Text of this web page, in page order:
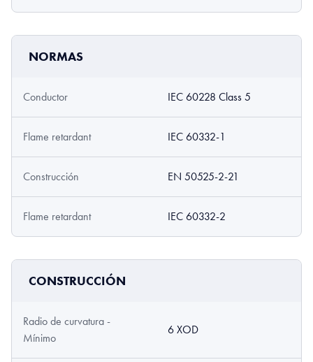
NORMAS
Conductor IEC 60228 Class 5
Flame retardant IEC 60332-1
Construcción EN 50525-2-21
Flame retardant IEC 60332-2
CONSTRUCCIÓN
Radio de curvatura -
Mínimo
6 XOD